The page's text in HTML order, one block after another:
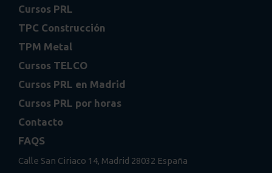
Cursos PRL
TPC Construcción
TPM Metal
Cursos TELCO
Cursos PRL en Madrid
Cursos PRL por horas
Contacto
FAQS
Calle San Ciriaco 14, Madrid 28032 España